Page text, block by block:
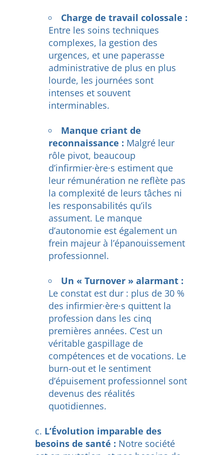
Charge de travail colossale :
Entre les soins techniques
complexes, la gestion des
urgences, et une paperasse
administrative de plus en plus
lourde, les journées sont
intenses et souvent
interminables.
Manque criant de
reconnaissance : Malgré leur
rôle pivot, beaucoup
d’infirmier·ère·s estiment que
leur rémunération ne reflète pas
la complexité de leurs tâches ni
les responsabilités qu’ils
assument. Le manque
d’autonomie est également un
frein majeur à l’épanouissement
professionnel.
Un « Turnover » alarmant :
Le constat est dur : plus de 30 %
des infirmier·ère·s quittent la
profession dans les cinq
premières années. C’est un
véritable gaspillage de
compétences et de vocations. Le
burn-out et le sentiment
d’épuisement professionnel sont
devenus des réalités
quotidiennes.
L’Évolution imparable des
besoins de santé : Notre société